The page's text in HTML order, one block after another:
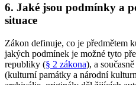
6. Jaké jsou podmínky a
situace
Zákon definuje, co je předmětem
jakých podmínek je možné tyto
republiky (§ 2 zákona), a
(kulturní památky a národní